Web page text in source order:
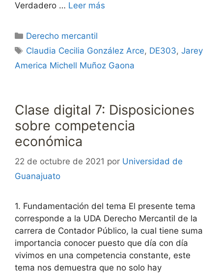
Verdadero … Leer más
Categorías
Derecho mercantil
Etiquetas
Claudia Cecilia González Arce, DE303,Jarey
America Michell Muñoz Gaona
Clase digital 7: Disposiciones
sobre competencia
económica
22 de octubre de 2021 por Universidad de
Guanajuato
1. Fundamentación del tema El presente tema
corresponde a la UDA Derecho Mercantil de la
carrera de Contador Público, la cual tiene suma
importancia conocer puesto que día con día
vivimos en una competencia constante, este
tema nos demuestra que no solo hay